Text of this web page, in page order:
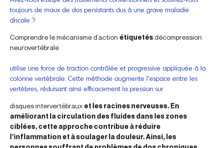
toujours de maux de dos persistants dus à une grave maladie
discale ?
Comprendre le mécanisme d’action étiquetésdécompression
neurovertébrale
utilise une force de traction contrôlée et progressive appliquée à la
colonne vertébrale. Cette méthode augmente l’espace entre les
vertèbres, réduisant ainsi efficacement la pression sur
disques intervertébraux et les racines nerveuses. En
améliorant la circulation des fluides dans les zones
ciblées, cette approche contribue à réduire
l’inflammation et à soulager la douleur. Ainsi, les